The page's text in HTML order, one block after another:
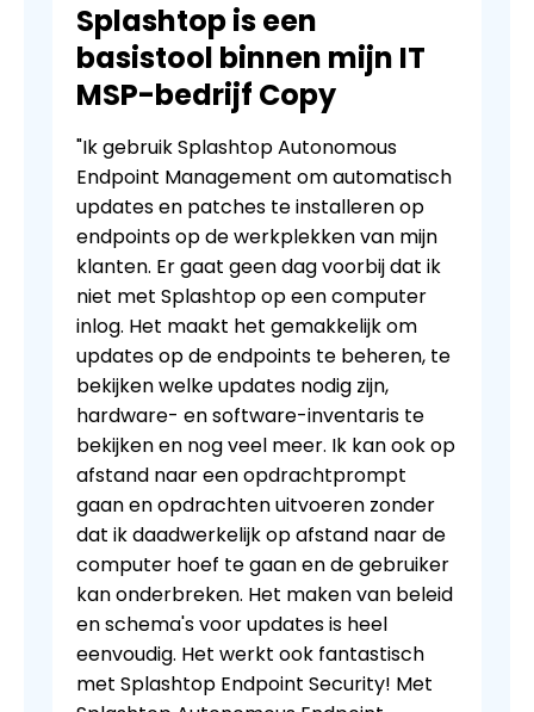
Splashtop is een
basistool binnen mijn IT
MSP-bedrijf Copy
"Ik gebruik Splashtop Autonomous
Endpoint Management om automatisch
updates en patches te installeren op
endpoints op de werkplekken van mijn
klanten. Er gaat geen dag voorbij dat ik
niet met Splashtop op een computer
inlog. Het maakt het gemakkelijk om
updates op de endpoints te beheren, te
bekijken welke updates nodig zijn,
hardware- en software-inventaris te
bekijken en nog veel meer. Ik kan ook op
afstand naar een opdrachtprompt
gaan en opdrachten uitvoeren zonder
dat ik daadwerkelijk op afstand naar de
computer hoef te gaan en de gebruiker
kan onderbreken. Het maken van beleid
en schema's voor updates is heel
eenvoudig. Het werkt ook fantastisch
met Splashtop Endpoint Security! Met